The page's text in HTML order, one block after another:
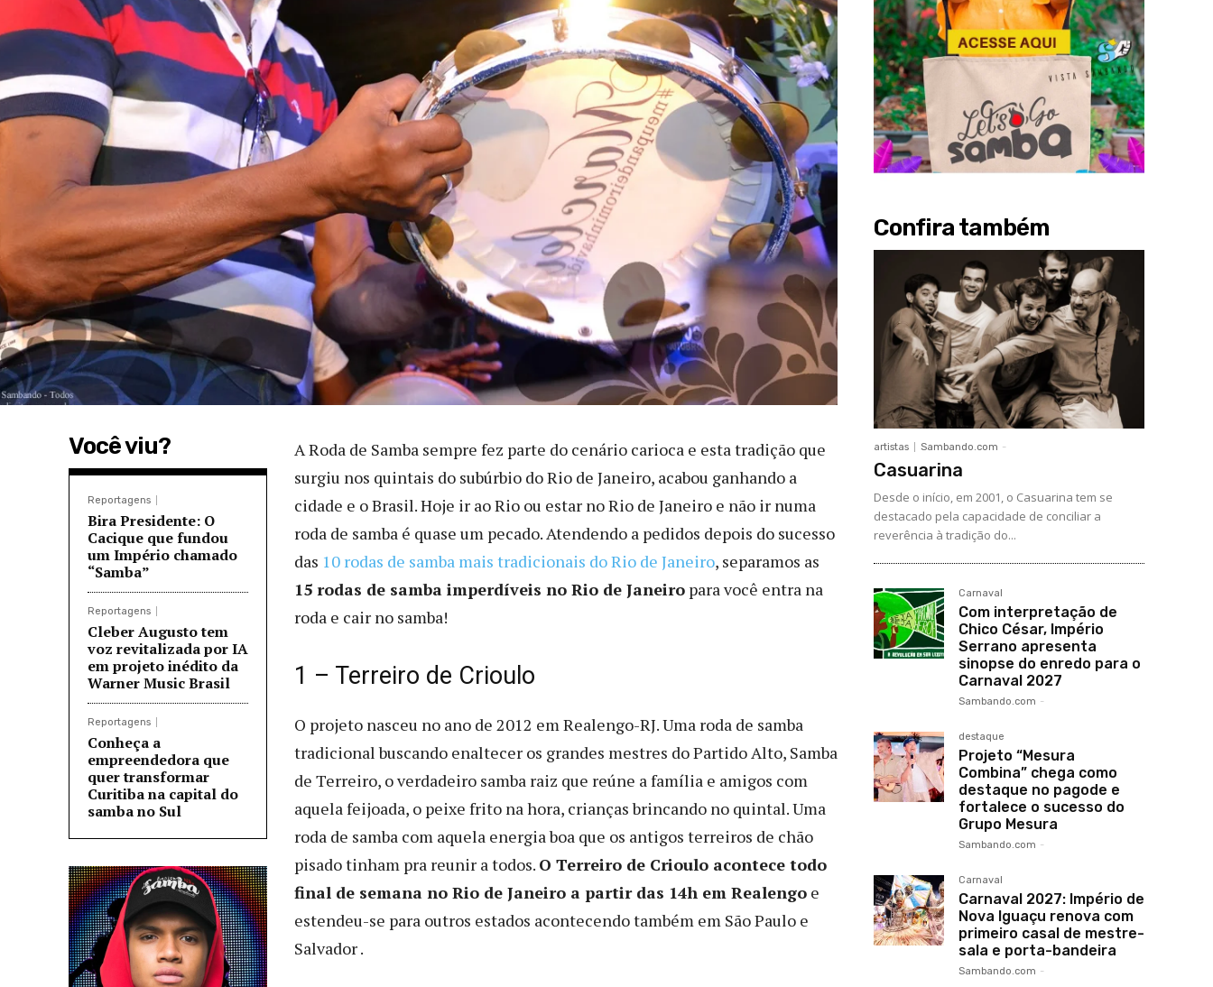
Você viu?
Reportagens
Bira Presidente: O
Cacique que fundou
um Império chamado
“Samba”
Reportagens
Cleber Augusto tem
voz revitalizada por IA
em projeto inédito da
Warner Music Brasil
Reportagens
Conheça a
empreendedora que
quer transformar
Curitiba na capital do
samba no Sul
A Roda de Samba sempre fez parte do cenário carioca e esta tradição que
surgiu nos quintais do subúrbio do Rio de Janeiro, acabou ganhando a
cidade e o Brasil. Hoje ir ao Rio ou estar no Rio de Janeiro e não ir numa
roda de samba é quase um pecado. Atendendo a pedidos depois do sucesso
das 10 rodas de samba mais tradicionais do Rio de Janeiro, separamos as
15 rodas de samba imperdíveis no Rio de Janeiro para você entra na
roda e cair no samba!
1 – Terreiro de Crioulo
O projeto nasceu no ano de 2012 em Realengo-RJ. Uma roda de samba
tradicional buscando enaltecer os grandes mestres do Partido Alto, Samba
de Terreiro, o verdadeiro samba raiz que reúne a família e amigos com
aquela feijoada, o peixe frito na hora, crianças brincando no quintal. Uma
roda de samba com aquela energia boa que os antigos terreiros de chão
pisado tinham pra reunir a todos. O Terreiro de Crioulo acontece todo
final de semana no Rio de Janeiro a partir das 14h em Realengo e
estendeu-se para outros estados acontecendo também em São Paulo e
Salvador .
Confira também
artistas Sambando.com -
Casuarina
Desde o início, em 2001, o Casuarina tem se
destacado pela capacidade de conciliar a
reverência à tradição do...
Carnaval
Com interpretação de
Chico César, Império
Serrano apresenta
sinopse do enredo para o
Carnaval 2027
Sambando.com -
destaque
Projeto “Mesura
Combina” chega como
destaque no pagode e
fortalece o sucesso do
Grupo Mesura
Sambando.com -
Carnaval
Carnaval 2027: Império de
Nova Iguaçu renova com
primeiro casal de mestre-
sala e porta-bandeira
Sambando.com -